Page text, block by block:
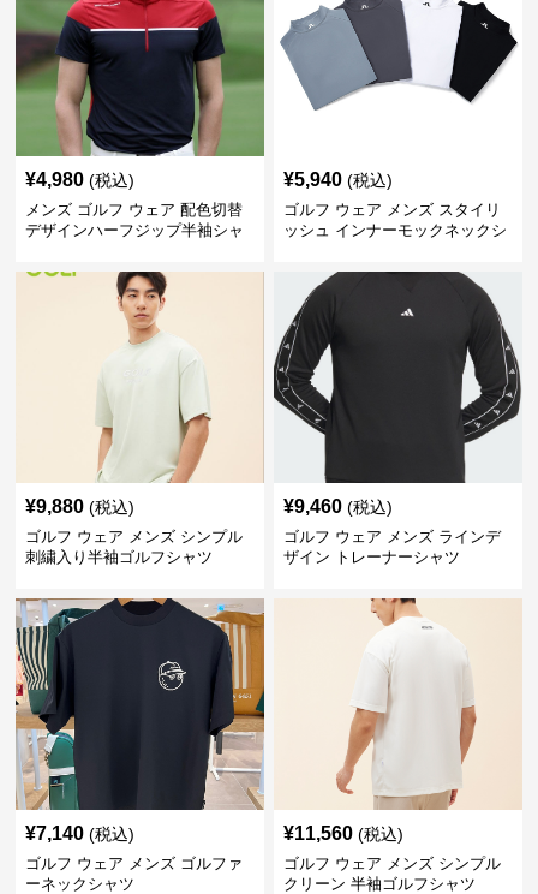
¥4,980 (税込)
メンズ ゴルフ ウェア 配色切替
デザインハーフジップ半袖シャ
¥5,940 (税込)
ゴルフ ウェア メンズ スタイリ
ッシュ インナーモックネックシ
¥9,880 (税込)
ゴルフ ウェア メンズ シンプル
刺繍入り半袖ゴルフシャツ
¥9,460 (税込)
ゴルフ ウェア メンズ ラインデ
ザイン トレーナーシャツ
¥7,140 (税込)
ゴルフ ウェア メンズ ゴルファ
ーネックシャツ
¥11,560 (税込)
ゴルフ ウェア メンズ シンプル
クリーン 半袖ゴルフシャツ